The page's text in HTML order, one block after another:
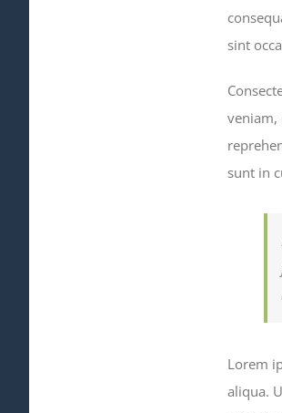
sint
veniam,
sunt in
Lorem
aliqua.